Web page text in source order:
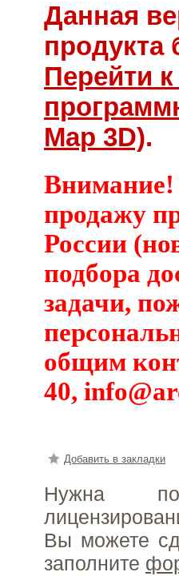
Данная
продукта
Перейти
Map 3D).
Внимание!
продажу
России
подбора
задачи,
общим
40,
Добавить в закладки
Нужна
Вы можете
заполните